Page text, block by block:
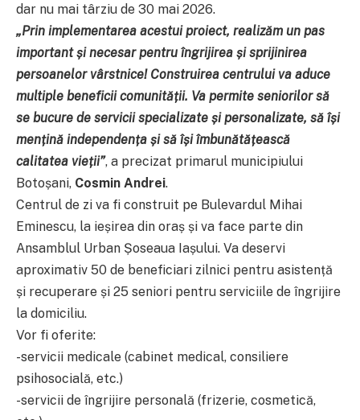
dar nu mai târziu de 30 mai 2026.
„Prin implementarea acestui proiect, realizăm un pas
important și necesar pentru îngrijirea și sprijinirea
persoanelor vârstnice! Construirea centrului va aduce
multiple beneficii comunității. Va permite seniorilor să
se bucure de servicii specializate și personalizate, să își
mențină independența și să își îmbunătățească
calitatea vieții”, a precizat primarul municipiului
Botoșani, Cosmin Andrei.
Centrul de zi va fi construit pe Bulevardul Mihai
Eminescu, la ieșirea din oraș și va face parte din
Ansamblul Urban Șoseaua Iașului. Va deservi
aproximativ 50 de beneficiari zilnici pentru asistență
și recuperare și 25 seniori pentru serviciile de îngrijire
la domiciliu.
Vor fi oferite:
-servicii medicale (cabinet medical, consiliere
psihosocială, etc.)
-servicii de îngrijire personală (frizerie, cosmetică,